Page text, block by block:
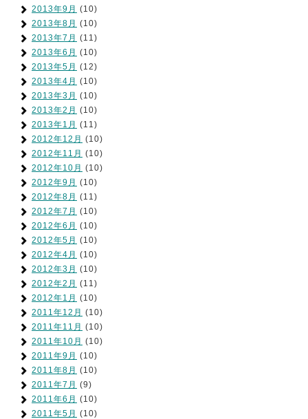
2013年9月 (10)
2013年8月 (10)
2013年7月 (11)
2013年6月 (10)
2013年5月 (12)
2013年4月 (10)
2013年3月 (10)
2013年2月 (10)
2013年1月 (11)
2012年12月 (10)
2012年11月 (10)
2012年10月 (10)
2012年9月 (10)
2012年8月 (11)
2012年7月 (10)
2012年6月 (10)
2012年5月 (10)
2012年4月 (10)
2012年3月 (10)
2012年2月 (11)
2012年1月 (10)
2011年12月 (10)
2011年11月 (10)
2011年10月 (10)
2011年9月 (10)
2011年8月 (10)
2011年7月 (9)
2011年6月 (10)
2011年5月 (10)